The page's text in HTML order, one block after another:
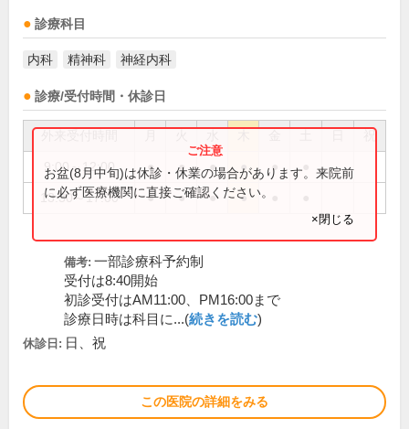
診療科目
内科 精神科 神経内科
診療/受付時間・休診日
祝
9:00～12:00 ● ● ● ● ●
13:30～17:00 ● ● ● ●
お盆(8月中旬)は休診・休業の場合があります。来院前
に必ず医療機関に直接ご確認ください。
×閉じる
備考: 一部診療科予約制
受付は8:40開始
初診受付はAM11:00、PM16:00まで
診療日時は科目に...(続きを読む)
休診日: 日、祝
この医院の詳細をみる